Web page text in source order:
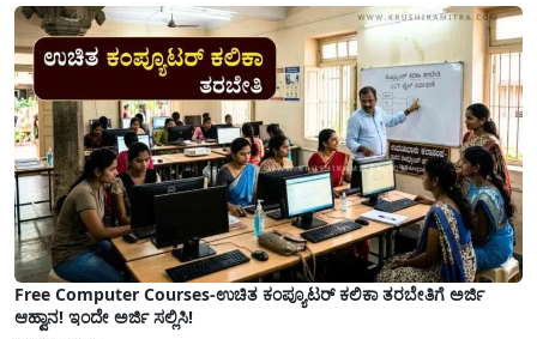
ಮತ್ತು ಕಲ್ಯಾಣ ಕರ್ನಾಟಕದ ಒಟ್ಟು 9 ಜಿಲ್ಲೆಗಳಲ್ಲಿ ಏಪ್ರಿಲ್...
Free Computer Courses-ಉಚಿತ ಕಂಪ್ಯೂಟರ್ ಕಲಿಕಾ ತರಬೇತಿಗೆ ಅರ್ಜಿ
ಆಹ್ವಾನ! ಇಂದೇ ಅರ್ಜಿ ಸಲ್ಲಿಸಿ!